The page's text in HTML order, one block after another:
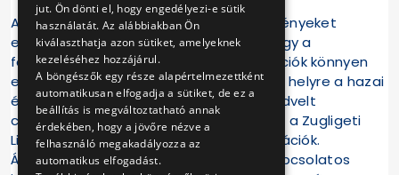
A korábbi keresési és látogatási eredményeket
elemezve újrastrukturáltuk az oldalt, hogy a
felhasználók számára releváns információk könnyen
elérhetővé váljanak. Így kerültek kiemelt helyre a hazai
és külföldi turisták körében egyaránt kedvelt
célpontnak számító Budavári Siklóval és a Zugligeti
Libegővel kapcsolatos turisztikai információk.
Álláshirdetéseink és a jelentkezéssel kapcsolatos
jut. Ön dönti el, hogy engedélyezi-e sütik
használatát. Az alábbiakban Ön
kiválaszthatja azon sütiket, amelyeknek
kezeléséhez hozzájárul.
A böngészők egy része alapértelmezettként
automatikusan elfogadja a sütiket, de ez a
beállítás is megváltoztatható annak
érdekében, hogy a jövőre nézve a
felhasználó megakadályozza az
automatikus elfogadást.